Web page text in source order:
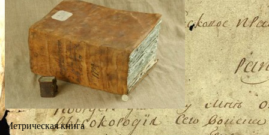
Метрическая книга